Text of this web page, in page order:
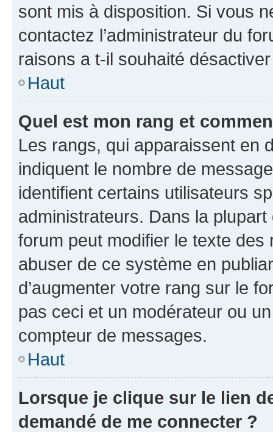
sont mis à disposition. Si vous
contactez l’administrateur du
raisons a t-il souhaité
Haut
Quel est mon rang et
Les rangs, qui apparaissent en
indiquent le nombre de
identifient certains utilisateurs
administrateurs. Dans la
forum peut modifier le texte
abuser de ce système en
d’augmenter votre rang sur le
pas ceci et un modérateur ou
compteur de messages.
Haut
Lorsque je clique sur le lien
demandé de me connecter ?